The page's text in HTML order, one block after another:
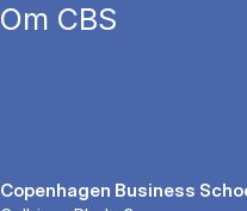
Om CBS
Copenhagen Business